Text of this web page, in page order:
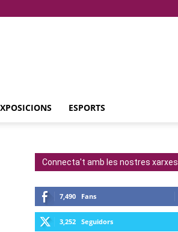
ESPORTS
Connecta't amb les nostres xarxes
7,490 Fans
3,252 Seguidors